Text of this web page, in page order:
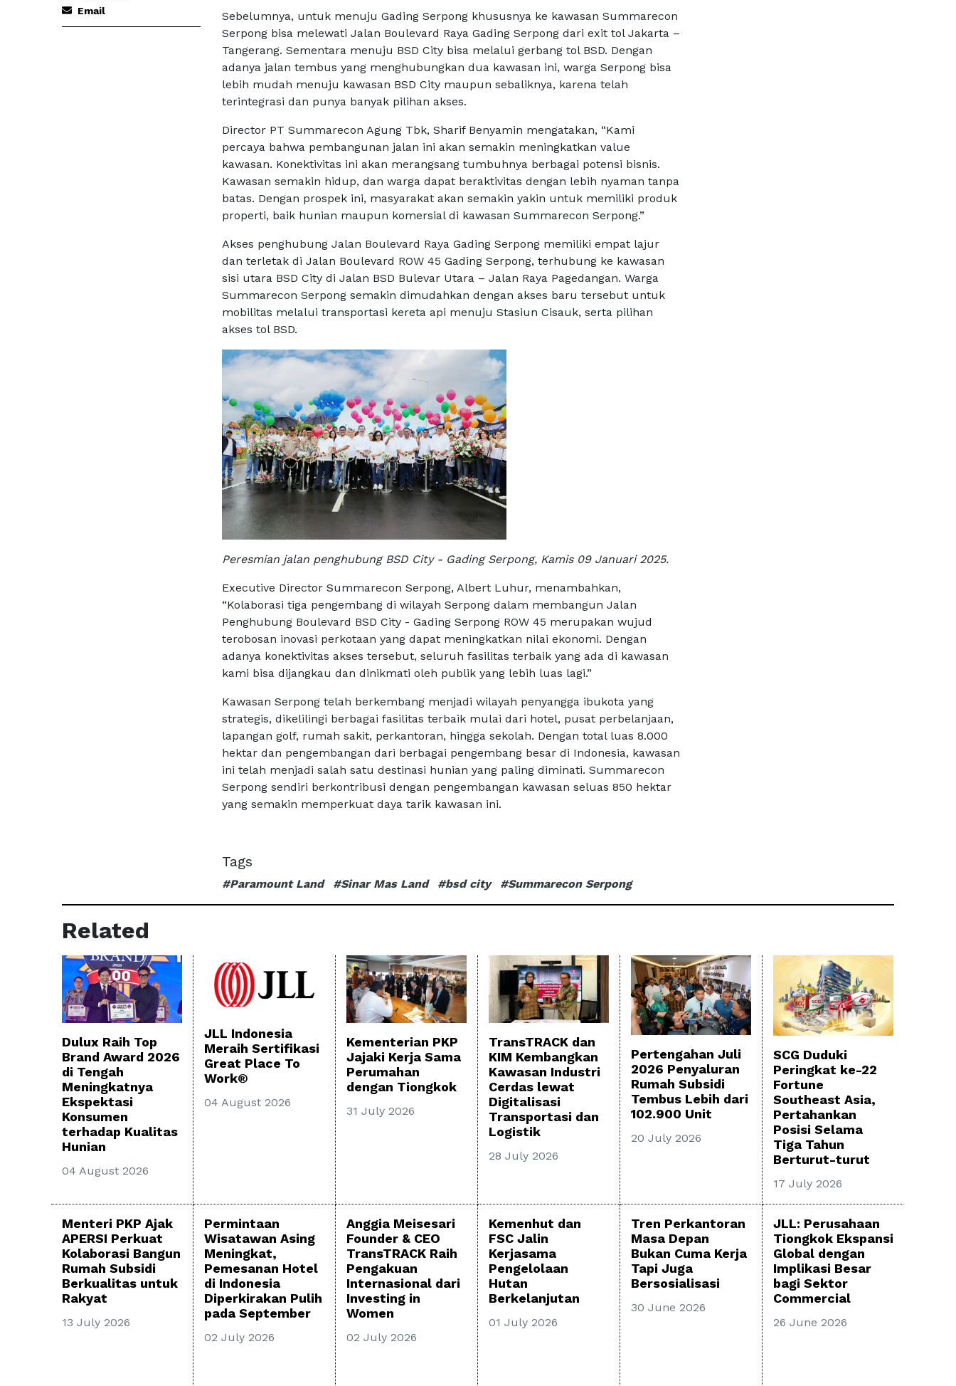
Email
Sebelumnya, untuk menuju Gading Serpong khususnya ke kawasan Summarecon
Serpong bisa melewati Jalan Boulevard Raya Gading Serpong dari exit tol Jakarta –
Tangerang. Sementara menuju BSD City bisa melalui gerbang tol BSD. Dengan
adanya jalan tembus yang menghubungkan dua kawasan ini, warga Serpong bisa
lebih mudah menuju kawasan BSD City maupun sebaliknya, karena telah
terintegrasi dan punya banyak pilihan akses.
Director PT Summarecon Agung Tbk, Sharif Benyamin mengatakan, “Kami
percaya bahwa pembangunan jalan ini akan semakin meningkatkan value
kawasan. Konektivitas ini akan merangsang tumbuhnya berbagai potensi bisnis.
Kawasan semakin hidup, dan warga dapat beraktivitas dengan lebih nyaman tanpa
batas. Dengan prospek ini, masyarakat akan semakin yakin untuk memiliki produk
properti, baik hunian maupun komersial di kawasan Summarecon Serpong.”
Akses penghubung Jalan Boulevard Raya Gading Serpong memiliki empat lajur
dan terletak di Jalan Boulevard ROW 45 Gading Serpong, terhubung ke kawasan
sisi utara BSD City di Jalan BSD Bulevar Utara – Jalan Raya Pagedangan. Warga
Summarecon Serpong semakin dimudahkan dengan akses baru tersebut untuk
mobilitas melalui transportasi kereta api menuju Stasiun Cisauk, serta pilihan
akses tol BSD.
Peresmian jalan penghubung BSD City - Gading Serpong, Kamis 09 Januari 2025.
Executive Director Summarecon Serpong, Albert Luhur, menambahkan,
“Kolaborasi tiga pengembang di wilayah Serpong dalam membangun Jalan
Penghubung Boulevard BSD City - Gading Serpong ROW 45 merupakan wujud
terobosan inovasi perkotaan yang dapat meningkatkan nilai ekonomi. Dengan
adanya konektivitas akses tersebut, seluruh fasilitas terbaik yang ada di kawasan
kami bisa dijangkau dan dinikmati oleh publik yang lebih luas lagi.”
Kawasan Serpong telah berkembang menjadi wilayah penyangga ibukota yang
strategis, dikelilingi berbagai fasilitas terbaik mulai dari hotel, pusat perbelanjaan,
lapangan golf, rumah sakit, perkantoran, hingga sekolah. Dengan total luas 8.000
hektar dan pengembangan dari berbagai pengembang besar di Indonesia, kawasan
ini telah menjadi salah satu destinasi hunian yang paling diminati. Summarecon
Serpong sendiri berkontribusi dengan pengembangan kawasan seluas 850 hektar
yang semakin memperkuat daya tarik kawasan ini.
Tags
#Paramount Land #Sinar Mas Land #bsd city #Summarecon Serpong
Related
Dulux Raih Top
Brand Award 2026
di Tengah
Meningkatnya
Ekspektasi
Konsumen
terhadap Kualitas
Hunian
04 August 2026
JLL Indonesia
Meraih Sertifikasi
Great Place To
Work®
04 August 2026
Kementerian PKP
Jajaki Kerja Sama
Perumahan
dengan Tiongkok
31 July 2026
TransTRACK dan
KIM Kembangkan
Kawasan Industri
Cerdas lewat
Digitalisasi
Transportasi dan
Logistik
28 July 2026
Pertengahan Juli
2026 Penyaluran
Rumah Subsidi
Tembus Lebih dari
102.900 Unit
20 July 2026
SCG Duduki
Peringkat ke-22
Fortune
Southeast Asia,
Pertahankan
Posisi Selama
Tiga Tahun
Berturut-turut
17 July 2026
Menteri PKP Ajak
APERSI Perkuat
Kolaborasi Bangun
Rumah Subsidi
Berkualitas untuk
Rakyat
13 July 2026
Permintaan
Wisatawan Asing
Meningkat,
Pemesanan Hotel
di Indonesia
Diperkirakan Pulih
pada September
02 July 2026
Anggia Meisesari
Founder & CEO
TransTRACK Raih
Pengakuan
Internasional dari
Investing in
Women
02 July 2026
Kemenhut dan
FSC Jalin
Kerjasama
Pengelolaan
Hutan
Berkelanjutan
01 July 2026
Tren Perkantoran
Masa Depan
Bukan Cuma Kerja
Tapi Juga
Bersosialisasi
30 June 2026
JLL: Perusahaan
Tiongkok Ekspansi
Global dengan
Implikasi Besar
bagi Sektor
Commercial
26 June 2026